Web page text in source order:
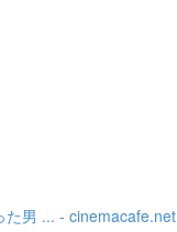
た男 ... - cinemacafe.net